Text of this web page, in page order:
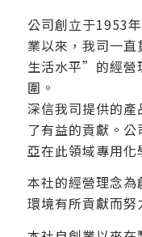
公司創立于1953
業以來，我司一
生活水平”的經營
圍。
深信我司提供的
了有益的貢獻。
亞在此領域專用化
本社的經營理念
環境有所貢獻而努